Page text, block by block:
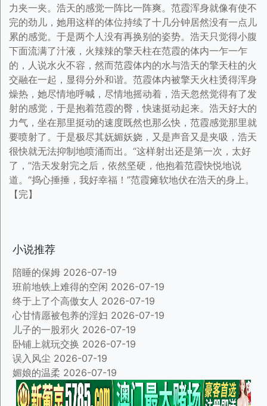
力夹一夹。浩天的感觉一阵比一阵爽。范霞浑身就像有使不
完的劲儿，她用这样的体位持续了十几分钟居然没有一点儿
累的感觉。于是两个人没有再换别的姿势。浩天只觉得小腹
下面流满了汁液，火辣辣的擎天柱在范霞的体内一乍一乍
的，人说水火不容，然而范霞体内的水与浩天的擎天柱的火
交融在一起，显得分外和谐。范霞体内被擎天火柱烫得浑身
燥热，她尽情地呼喊，尽情地摇动着，浩天忽然觉得有了发
射的感觉，于是抱着范霞的臀，快速挺动起来。浩天好大的
力气，坐在那里挺动的速度既然也那么快，范霞感觉那里就
要喷射了。于是极尽其妩媚妖娆，又是声音又是夹吸，浩天
很快就无法抑制地喷涌而出。“这样射出还是第一次，太好
了，”浩天发射完之后，依然坚硬，他抱着范霞快悦地说
道。“捣心捶捶，我好幸福！”范霞瘫软地伏在浩天的身上。
【完】
小说推荐
陪睡的保姆 2026-07-19
班前地铁上难得的空闲 2026-07-19
终于上了个高傲女人 2026-07-19
心甘情愿被包养的淫妇 2026-07-19
儿子的一股邪火 2026-07-19
卧铺上就玩交换 2026-07-19
误入风尘 2026-07-19
媚娘的温柔 2026-07-19